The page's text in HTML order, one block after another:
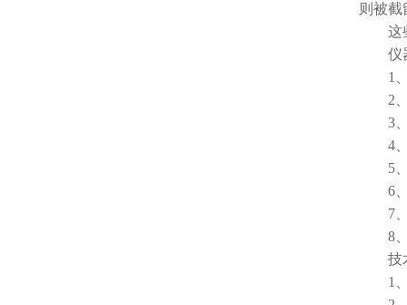
则被
这些
仪
1、
2、
3、
4、
5、
6、
7、
8、
技
1、